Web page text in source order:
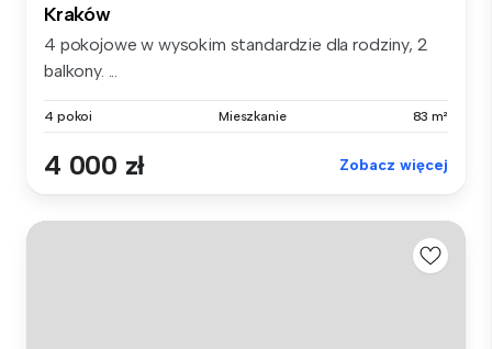
Kraków
4 pokojowe w wysokim standardzie dla rodziny, 2
balkony. ...
4 pokoi Mieszkanie 83 m²
4 000 zł Zobacz więcej